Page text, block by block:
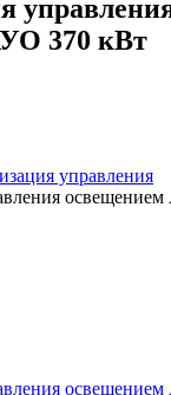
370 кВт
управления